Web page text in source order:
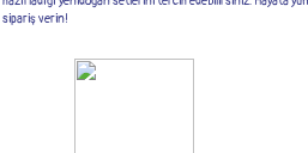
sipariş verin!